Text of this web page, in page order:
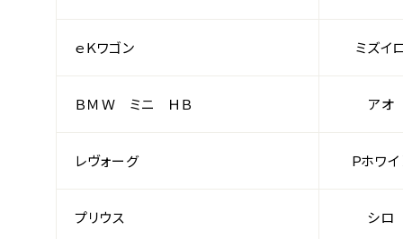
ｅＫワゴン ミズイ
ＢＭＷ ミニ ＨＢ アオ
レヴォーグ Ｐホワイ
プリウス シロ